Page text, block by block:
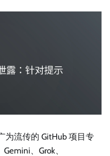
为流传的 GitHub 项目专
、Grok、